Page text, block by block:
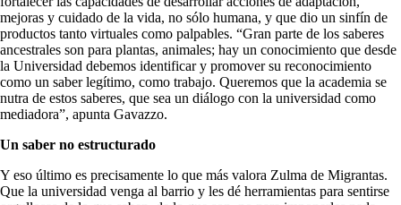
mejoras y cuidado de la vida, no sólo humana, y que dio un sinfín de
productos tanto virtuales como palpables. “Gran parte de los saberes
ancestrales son para plantas, animales; hay un conocimiento que desde
la Universidad debemos identificar y promover su reconocimiento
como un saber legítimo, como trabajo. Queremos que la academia se
nutra de estos saberes, que sea un diálogo con la universidad como
mediadora”, apunta Gavazzo.
Un saber no estructurado
Y eso último es precisamente lo que más valora Zulma de Migrantas.
Que la universidad venga al barrio y les dé herramientas para sentirse